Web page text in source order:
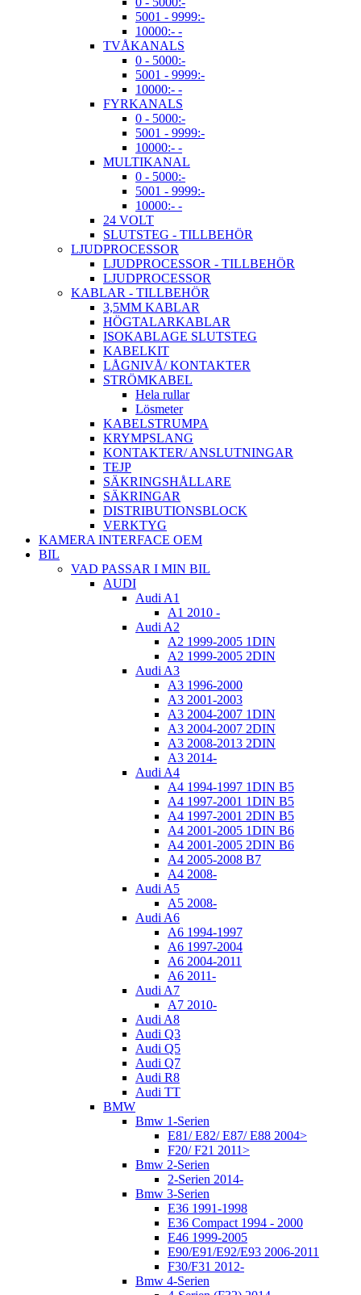
5001 - 9999:-
10000:- -
TVÅKANALS
0 - 5000:-
5001 - 9999:-
10000:- -
FYRKANALS
0 - 5000:-
5001 - 9999:-
10000:- -
MULTIKANAL
0 - 5000:-
5001 - 9999:-
10000:- -
24 VOLT
SLUTSTEG - TILLBEHÖR
LJUDPROCESSOR
LJUDPROCESSOR - TILLBEHÖR
LJUDPROCESSOR
KABLAR - TILLBEHÖR
3,5MM KABLAR
HÖGTALARKABLAR
ISOKABLAGE SLUTSTEG
KABELKIT
LÅGNIVÅ/ KONTAKTER
STRÖMKABEL
Hela rullar
Lösmeter
KABELSTRUMPA
KRYMPSLANG
KONTAKTER/ ANSLUTNINGAR
TEJP
SÄKRINGSHÅLLARE
SÄKRINGAR
DISTRIBUTIONSBLOCK
VERKTYG
KAMERA INTERFACE OEM
BIL
VAD PASSAR I MIN BIL
AUDI
Audi A1
A1 2010 -
Audi A2
A2 1999-2005 1DIN
A2 1999-2005 2DIN
Audi A3
A3 1996-2000
A3 2001-2003
A3 2004-2007 1DIN
A3 2004-2007 2DIN
A3 2008-2013 2DIN
A3 2014-
Audi A4
A4 1994-1997 1DIN B5
A4 1997-2001 1DIN B5
A4 1997-2001 2DIN B5
A4 2001-2005 1DIN B6
A4 2001-2005 2DIN B6
A4 2005-2008 B7
A4 2008-
Audi A5
A5 2008-
Audi A6
A6 1994-1997
A6 1997-2004
A6 2004-2011
A6 2011-
Audi A7
A7 2010-
Audi A8
Audi Q3
Audi Q5
Audi Q7
Audi R8
Audi TT
BMW
Bmw 1-Serien
E81/ E82/ E87/ E88 2004>
F20/ F21 2011>
Bmw 2-Serien
2-Serien 2014-
Bmw 3-Serien
E36 1991-1998
E36 Compact 1994 - 2000
E46 1999-2005
E90/E91/E92/E93 2006-2011
F30/F31 2012-
Bmw 4-Serien